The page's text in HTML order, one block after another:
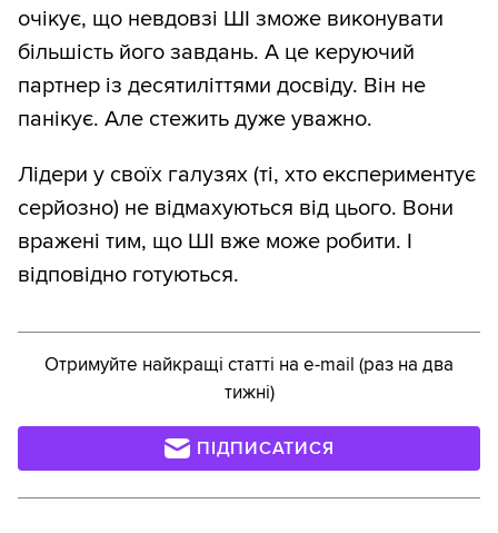
очікує, що невдовзі ШІ зможе виконувати
більшість його завдань. А це керуючий
партнер із десятиліттями досвіду. Він не
панікує. Але стежить дуже уважно.
Лідери у своїх галузях (ті, хто експериментує
серйозно) не відмахуються від цього. Вони
вражені тим, що ШІ вже може робити. І
відповідно готуються.
Отримуйте найкращі статті на e-mail (раз на два
тижні)
ПІДПИСАТИСЯ